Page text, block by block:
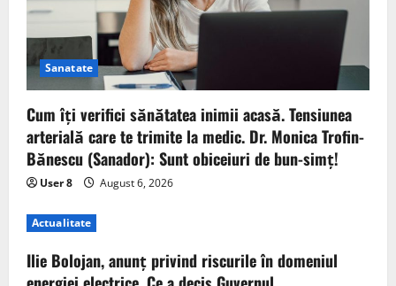
Sanatate
Cum îți verifici sănătatea inimii acasă. Tensiunea
arterială care te trimite la medic. Dr. Monica Trofin-
Bănescu (Sanador): Sunt obiceiuri de bun-simț!
User 8 August 6, 2026
Actualitate
Ilie Bolojan, anunț privind riscurile în domeniul